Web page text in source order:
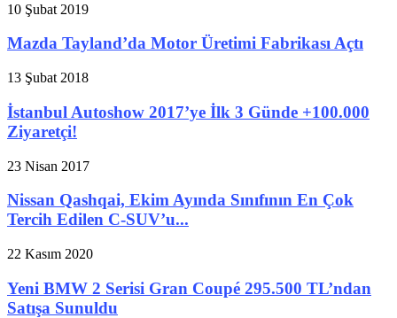
10 Şubat 2019
Mazda Tayland’da Motor Üretimi Fabrikası Açtı
13 Şubat 2018
İstanbul Autoshow 2017’ye İlk 3 Günde +100.000
Ziyaretçi!
23 Nisan 2017
Nissan Qashqai, Ekim Ayında Sınıfının En Çok
Tercih Edilen C-SUV’u...
22 Kasım 2020
Yeni BMW 2 Serisi Gran Coupé 295.500 TL’ndan
Satışa Sunuldu